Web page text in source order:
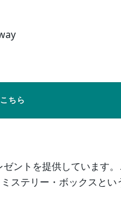
ちら
ントを提供しています
ステリー・ボックスとい